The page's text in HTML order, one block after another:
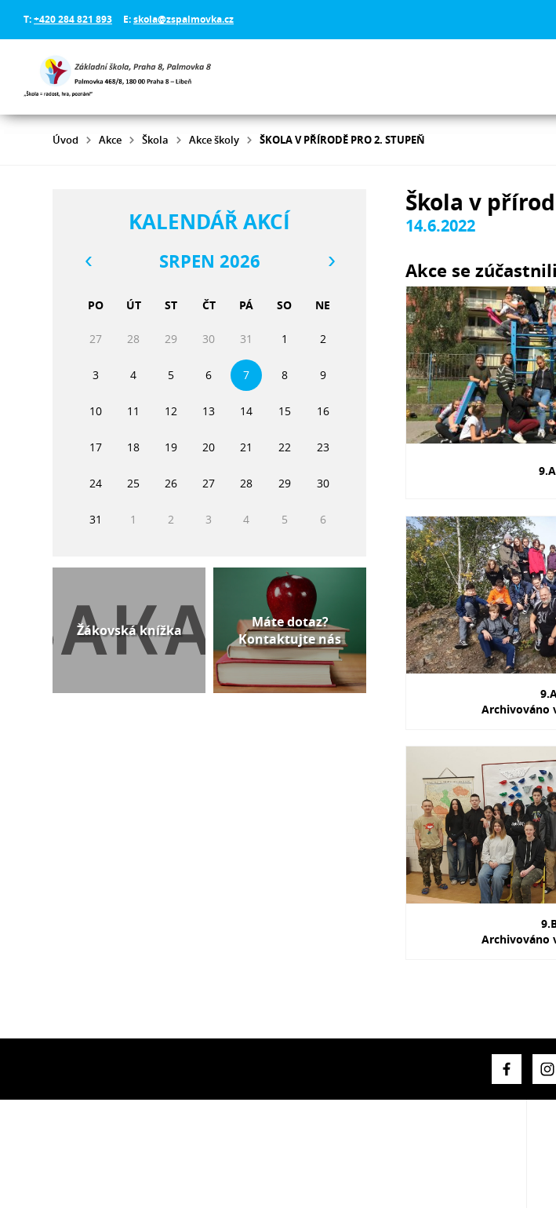
T:+420 284 821 893 E:skola@zspalmovka.cz
Úvod Akce Škola Akce školy ŠKOLA V PŘÍRODĚ PRO 2. STUPEŇ
Škola v
14.6.2022
Akce se
9.A
Archivováno
Archivováno
KALENDÁŘ AKCÍ
SRPEN 2026
PO ÚT ST ČT PÁ SO NE
27 28 29 30 31 1 2
3 4 5 6 7 8 9
10 11 12 13 14 15 16
17 18 19 20 21 22 23
24 25 26 27 28 29 30
31 1 2 3 4 5 6
Žákovská knížka
Máte dotaz?
Kontaktujte nás